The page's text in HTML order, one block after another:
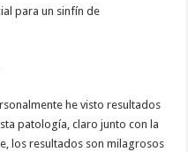
para un sinfín de
he visto resultados
patología, claro junto con la
los resultados son milagrosos